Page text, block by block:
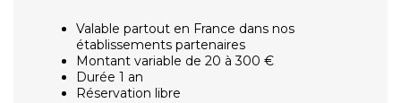
Valable partout en France dans nos
établissements partenaires
Montant variable de 20 à 300 €
Durée 1 an
Réservation libre